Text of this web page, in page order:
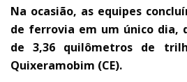
Na ocasião, as equipes
de ferrovia em um único dia,
de 3,36 quilômetros de
Quixeramobim (CE).